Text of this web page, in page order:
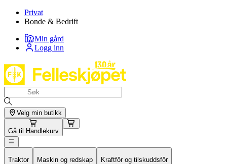
Privat
Bonde & Bedrift
Min gård
Logg inn
Velg min butikk
Gå til Handlekurv
Traktor Maskin og redskap Kraftfôr og tilskuddsfôr